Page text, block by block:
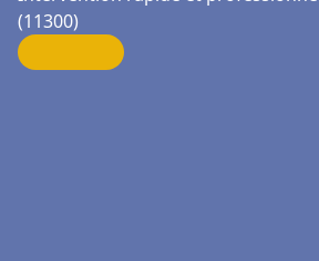
(11300)